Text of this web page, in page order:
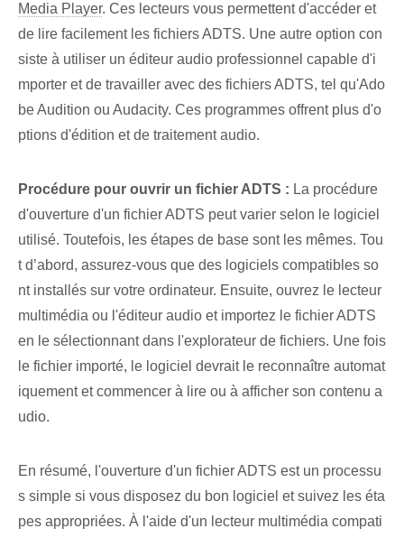
Media Player. Ces lecteurs vous permettent d'accéder et
de lire facilement les fichiers ADTS. Une autre option con
siste à utiliser un éditeur audio professionnel capable d'i
mporter et de travailler avec des fichiers ADTS, tel qu'Ado
be Audition ou Audacity. Ces programmes offrent plus d'o
ptions d'édition et de traitement audio.
Procédure pour ouvrir un fichier ADTS : La procédure
d'ouverture d'un fichier ADTS peut varier selon le logiciel
utilisé. Toutefois, les étapes de base sont les mêmes. Tou
t d’abord, assurez-vous que des logiciels compatibles so
nt installés sur votre ordinateur. Ensuite, ouvrez le lecteur
multimédia ou l'éditeur audio et importez le fichier ADTS
en le sélectionnant dans l'explorateur de fichiers. Une fois
le fichier importé, le logiciel devrait le reconnaître automat
iquement et commencer à lire ou à afficher son contenu a
udio.
En résumé, l'ouverture d'un fichier ADTS est un processu
s simple si vous disposez du bon logiciel et suivez les éta
pes appropriées. À l'aide d'un lecteur multimédia compati